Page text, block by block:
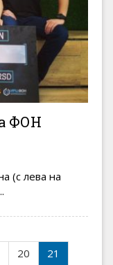
ФОН
(с лева на
20 21